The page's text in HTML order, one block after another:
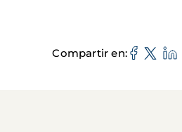
Compartir en